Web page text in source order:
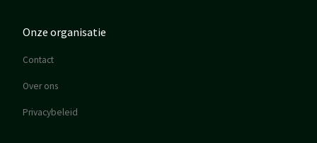
Onze organisatie
Contact
Over ons
Privacybeleid